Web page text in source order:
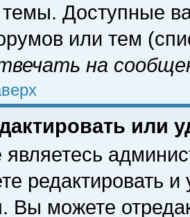
Доступные
или тем
на
или
редактировать и
Вы можете